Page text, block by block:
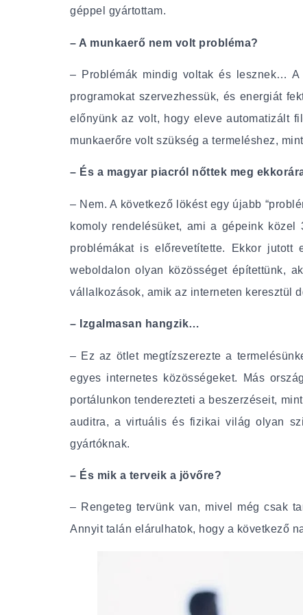
géppel gyártottam.
– A munkaerő nem volt probléma?
– Problémák mindig voltak és lesznek… A
programokat szervezhessük, és energiát
előnyünk az volt, hogy eleve automatizált
munkaerőre volt szükség a termeléshez,
– És a magyar piacról nőttek meg
– Nem. A következő lökést egy újabb
komoly rendelésüket, ami a gépeink
problémákat is előrevetítette. Ekkor
weboldalon olyan közösséget építettünk,
vállalkozások, amik az interneten keresztül
– Izgalmasan hangzik…
– Ez az ötlet megtízszerezte a
egyes internetes közösségeket. Más
portálunkon tenderezteti a beszerzéseit,
auditra, a virtuális és fizikai világ olyan
gyártóknak.
– És mik a terveik a jövőre?
– Rengeteg tervünk van, mivel még csak
Annyit talán elárulhatok, hogy a következő